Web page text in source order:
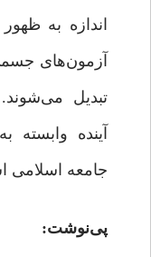
اندازه به
آزمون‌های
تبدیل می‌شوند.
آینده
جامعه اسلامی
پی‌نوشت: